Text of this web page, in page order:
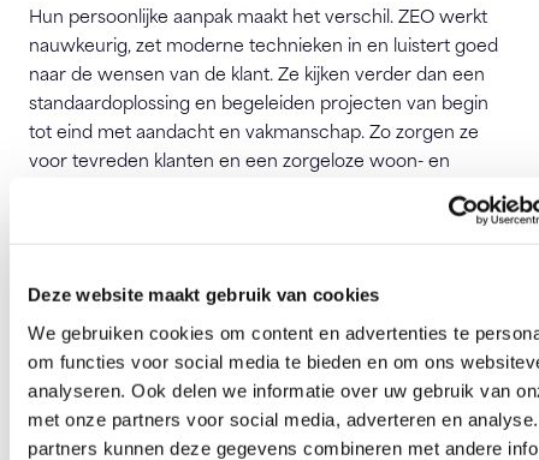
Deze website maakt gebruik van cookies
We gebruiken cookies om content en advertenties te
om functies voor social media te bieden en om ons
analyseren. Ook delen we informatie over uw gebruik van
met onze partners voor social media, adverteren en
partners kunnen deze gegevens combineren met andere
Hun persoonlijke aanpak maakt het verschil. ZEO werkt
nauwkeurig, zet moderne technieken in en luistert goed
naar de wensen van de klant. Ze kijken verder dan een
standaardoplossing en begeleiden projecten van begin
tot eind met aandacht en vakmanschap. Zo zorgen ze
voor tevreden klanten en een zorgeloze woon- en
ZEO Loodgieters
Calandstraat 1
2521 AD Den Haag
info@zeoloodgieters.nl